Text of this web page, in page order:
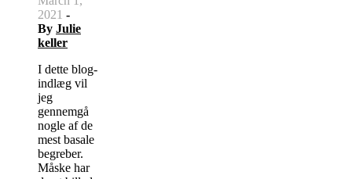
2021 -
By Julie
keller
I dette blog-
indlæg vil
jeg
gennemgå
nogle af de
mest basale
begreber.
Måske har